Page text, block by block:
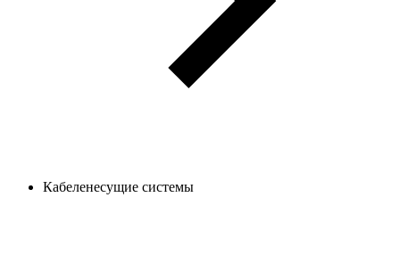
Кабеленесущие системы